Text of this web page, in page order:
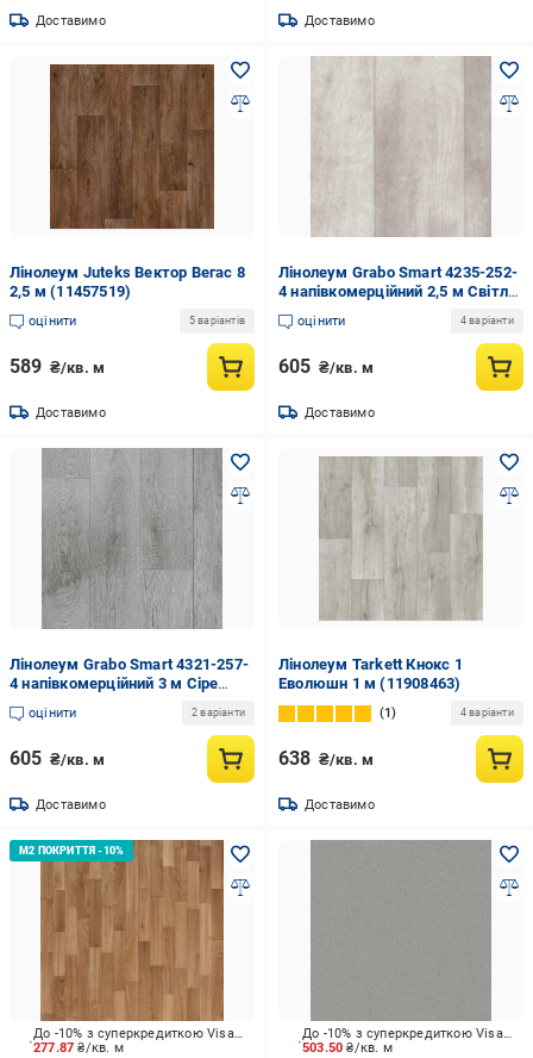
Доставимо Доставимо
Лінолеум Juteks Вектор Вегас 8
2,5 м (11457519)
оцінити 5 варіантів
589 ₴/кв. м
Доставимо
Лінолеум Grabo Smart 4235-252-
4 напівкомерційний 2,5 м Світле
дерево (4235-252-425)
оцінити 4 варіанти
605 ₴/кв. м
Доставимо
Лінолеум Grabo Smart 4321-257-
4 напівкомерційний 3 м Сіре
Дерево (4321-257-43)
оцінити 2 варіанти
605 ₴/кв. м
Доставимо
Лінолеум Tarkett Кнокс 1
Еволюшн 1 м (11908463)
1 4 варіанти
638 ₴/кв. м
Доставимо
277.87₴/кв. м
До -10% з суперкредиткою Visa Вигода
503.50₴/кв. м
До -10% з суперкредиткою Visa Вигода